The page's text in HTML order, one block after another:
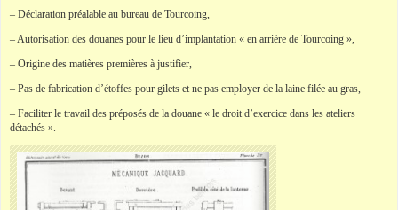
– Déclaration préalable au bureau de Tourcoing,
– Autorisation des douanes pour le lieu d’implantation « en arrière de Tourcoing »,
– Origine des matières premières à justifier,
– Pas de fabrication d’étoffes pour gilets et ne pas employer de la laine filée au gras,
– Faciliter le travail des préposés de la douane « le droit d’exercice dans les ateliers
détachés ».